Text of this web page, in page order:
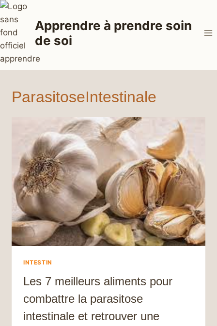
Aller
au
contenu
Apprendre à prendre soin
de soi
ParasitoseIntestinale
INTESTIN
Les 7 meilleurs aliments pour
combattre la parasitose
intestinale et retrouver une